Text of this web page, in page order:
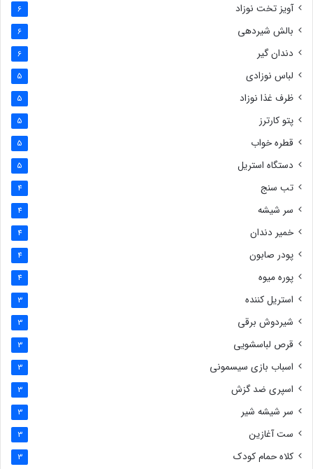
آویز تخت نوزاد 6
بالش شیردهی 6
دندان گیر 6
لباس نوزادی 5
ظرف غذا نوزاد 5
پتو کارترز 5
قطره خواب 5
دستگاه استریل 5
تب سنج 4
سر شیشه 4
خمیر دندان 4
پودر صابون 4
پوره میوه 4
استریل کننده 3
شیردوش برقی 3
قرص لباسشویی 3
اسباب بازی سیسمونی 3
اسپری ضد گزش 3
سر شیشه شیر 3
ست آغازین 3
کلاه حمام کودک 3